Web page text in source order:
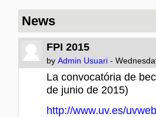
News
FPI 2015
by Admin Usuari -
La convocatória de
de junio de 2015)
http://www.uv.es/